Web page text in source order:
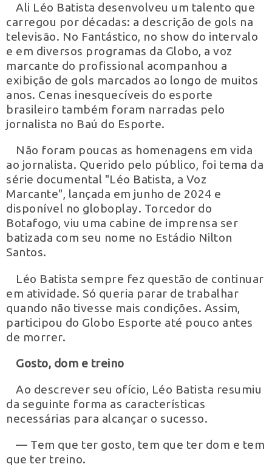
Ali Léo Batista desenvolveu um talento que
carregou por décadas: a descrição de gols na
televisão. No Fantástico, no show do intervalo
e em diversos programas da Globo, a voz
marcante do profissional acompanhou a
exibição de gols marcados ao longo de muitos
anos. Cenas inesquecíveis do esporte
brasileiro também foram narradas pelo
jornalista no Baú do Esporte.
Não foram poucas as homenagens em vida
ao jornalista. Querido pelo público, foi tema da
série documental "Léo Batista, a Voz
Marcante", lançada em junho de 2024 e
disponível no globoplay. Torcedor do
Botafogo, viu uma cabine de imprensa ser
batizada com seu nome no Estádio Nilton
Santos.
Léo Batista sempre fez questão de continuar
em atividade. Só queria parar de trabalhar
quando não tivesse mais condições. Assim,
participou do Globo Esporte até pouco antes
de morrer.
Gosto, dom e treino
Ao descrever seu ofício, Léo Batista resumiu
da seguinte forma as características
necessárias para alcançar o sucesso.
— Tem que ter gosto, tem que ter dom e tem
que ter treino.